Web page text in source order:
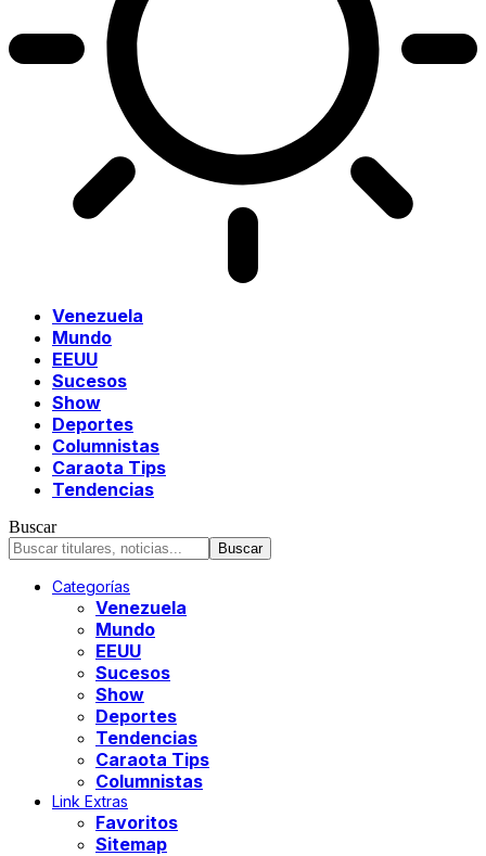
Venezuela
Mundo
EEUU
Sucesos
Show
Deportes
Columnistas
Caraota Tips
Tendencias
Buscar
Categorías
Venezuela
Mundo
EEUU
Sucesos
Show
Deportes
Tendencias
Caraota Tips
Columnistas
Link Extras
Favoritos
Sitemap